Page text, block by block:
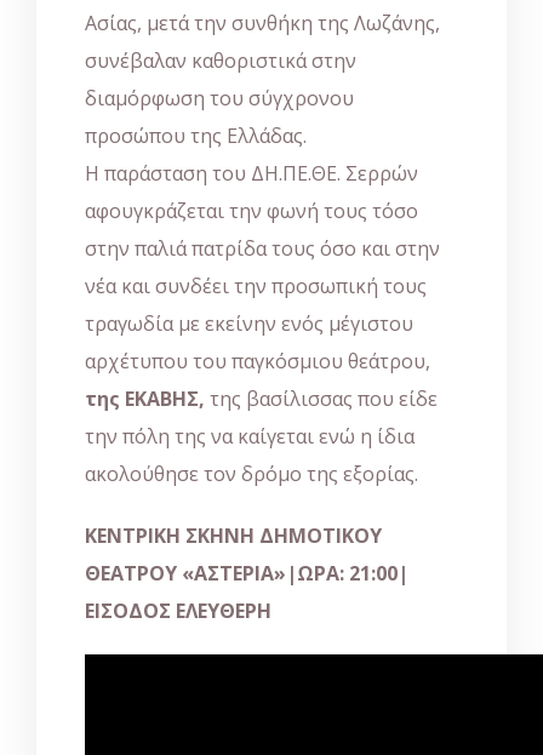
Ασίας, μετά την συνθήκη της Λωζάνης,
συνέβαλαν καθοριστικά στην
διαμόρφωση του σύγχρονου
προσώπου της Ελλάδας.
Η παράσταση του ΔΗ.ΠΕ.ΘΕ. Σερρών
αφουγκράζεται την φωνή τους τόσο
στην παλιά πατρίδα τους όσο και στην
νέα και συνδέει την προσωπική τους
τραγωδία με εκείνην ενός μέγιστου
αρχέτυπου του παγκόσμιου θεάτρου,
της ΕΚΑΒΗΣ, της βασίλισσας που είδε
την πόλη της να καίγεται ενώ η ίδια
ακολούθησε τον δρόμο της εξορίας.
ΚΕΝΤΡΙΚΗ ΣΚΗΝΗ ΔΗΜΟΤΙΚΟΥ
ΘΕΑΤΡΟΥ «ΑΣΤΕΡΙΑ»|ΩΡΑ: 21:00|
ΕΙΣΟΔΟΣ ΕΛΕΥΘΕΡΗ